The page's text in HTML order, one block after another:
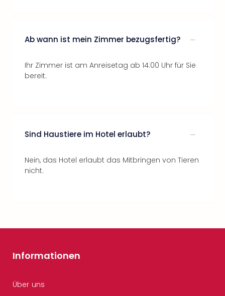
Ab wann ist mein Zimmer bezugsfertig?
Ihr Zimmer ist am Anreisetag ab 14:00 Uhr für Sie
bereit.
Sind Haustiere im Hotel erlaubt?
Nein, das Hotel erlaubt das Mitbringen von Tieren
nicht.
Informationen
Über uns